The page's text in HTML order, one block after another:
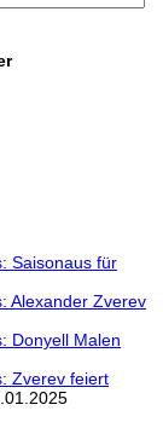
Saisonaus für
Alexander Zverev
Donyell Malen
Zverev feiert